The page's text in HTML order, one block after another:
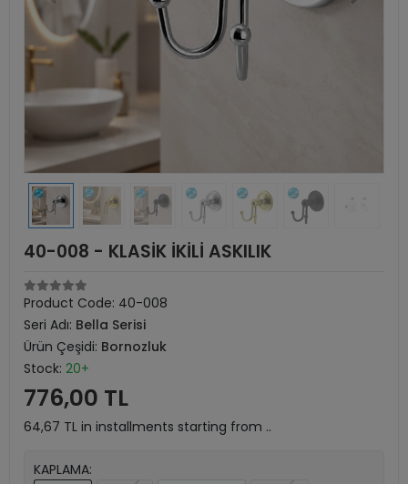
40-008 - KLASİK İKİLİ ASKILIK
Product Code: 40-008
Seri Adı: Bella Serisi
Ürün Çeşidi: Bornozluk
Stock: 20+
776,00 TL
64,67 TL in installments starting from ..
KAPLAMA: